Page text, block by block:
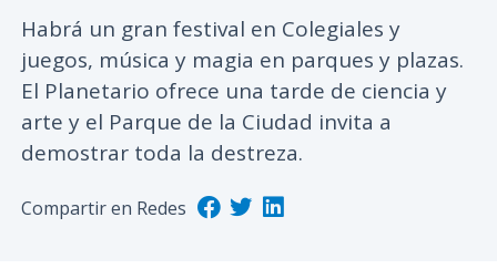
i
p
a
l
Habrá un gran festival en Colegiales y
juegos, música y magia en parques y plazas.
El Planetario ofrece una tarde de ciencia y
arte y el Parque de la Ciudad invita a
demostrar toda la destreza.
Compartir en Redes